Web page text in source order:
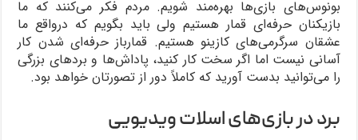
بونوس‌های بازی‌ها بهره‌مند شویم. مردم فکر می‌کنند که ما
بازیکنان حرفه‌ای قمار هستیم ولی باید بگویم که درواقع ما
عشقان سرگرمی‌های کازینو هستیم. قمارباز حرفه‌ای شدن کار
آسانی نیست اما اگر سخت کار کنید، پاداش‌ها و بردهای بزرگی
را می‌توانید بدست آورید که کاملاً دور از تصورتان خواهد بود.
برد در بازی‌های اسلات ویدیویی